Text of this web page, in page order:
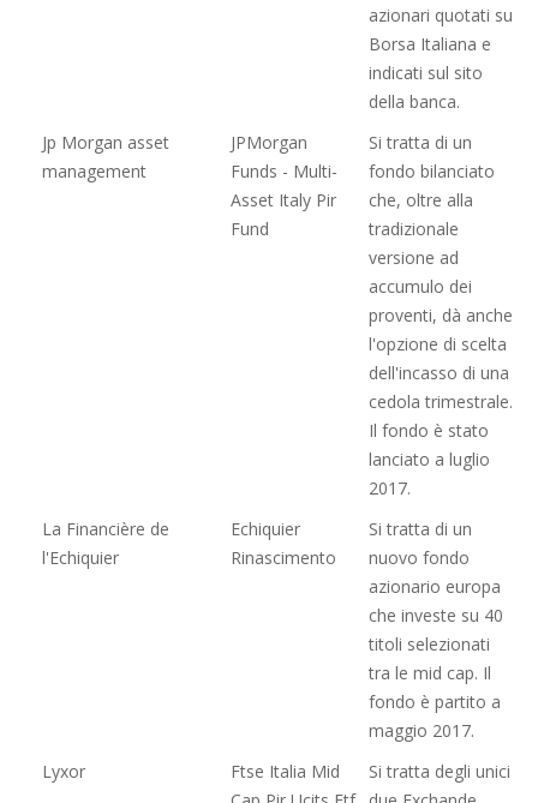
azionari quotati su
Borsa Italiana e
indicati sul sito
della banca.
Jp Morgan asset
management
JPMorgan
Funds - Multi-
Asset Italy Pir
Fund
Si tratta di un
fondo bilanciato
che, oltre alla
tradizionale
versione ad
accumulo dei
proventi, dà anche
l'opzione di scelta
dell'incasso di una
cedola trimestrale.
Il fondo è stato
lanciato a luglio
2017.
La Financière de
l'Echiquier
Echiquier
Rinascimento
Si tratta di un
nuovo fondo
azionario europa
che investe su 40
titoli selezionati
tra le mid cap. Il
fondo è partito a
maggio 2017.
Lyxor
Ftse Italia Mid
Si tratta degli unici